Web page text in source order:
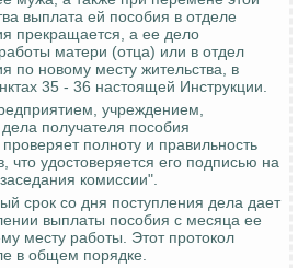
выплата ей пособия в отделе
прекращается, а ее дело
матери (отца) или в отдел
по новому месту жительства, в
35 - 36 настоящей Инструкции.
учреждением,
получателя пособия
полноту и правильность
удостоверяется его подписью на
комиссии".
срок со дня поступления дела дает
выплаты пособия с месяца ее
месту работы. Этот протокол
в общем порядке.